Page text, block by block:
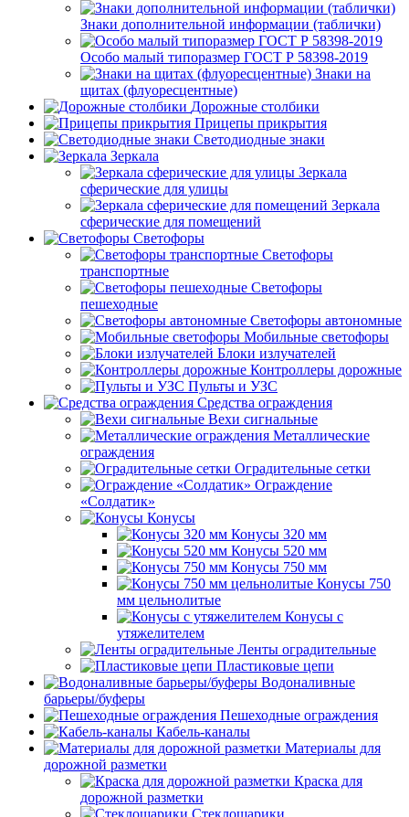
Знаки дополнительной информации (таблички)
Особо малый типоразмер ГОСТ Р 58398-2019
Знаки на
щитах (флуоресцентные)
Дорожные столбики
Прицепы прикрытия
Светодиодные знаки
Зеркала
Зеркала
сферические для улицы
Зеркала
сферические для помещений
Светофоры
Светофоры
транспортные
Светофоры
пешеходные
Светофоры автономные
Мобильные светофоры
Блоки излучателей
Контроллеры дорожные
Пульты и УЗС
Средства ограждения
Вехи сигнальные
Металлические
ограждения
Оградительные сетки
Ограждение
«Солдатик»
Конусы
Конусы 320 мм
Конусы 520 мм
Конусы 750 мм
Конусы 750
мм цельнолитые
Конусы с
утяжелителем
Ленты оградительные
Пластиковые цепи
Водоналивные
барьеры/буферы
Пешеходные ограждения
Кабель-каналы
Материалы для
дорожной разметки
Краска для
дорожной разметки
Стеклошарики